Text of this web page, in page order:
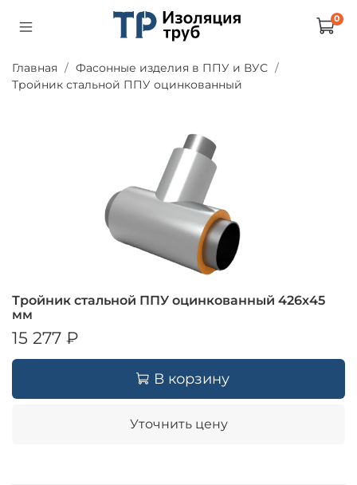
0
Главная
Фасонные изделия в ППУ и ВУС
Тройник стальной ППУ оцинкованный
Тройник стальной ППУ оцинкованный 426х45
мм
15 277 ₽
В корзину
Уточнить цену